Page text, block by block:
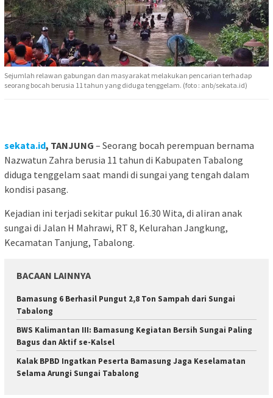
Sejumlah relawan gabungan dan masyarakat melakukan pencarian terhadap
seorang bocah berusia 11 tahun yang diduga tenggelam. (foto : anb/sekata.id)
sekata.id, TANJUNG – Seorang bocah perempuan bernama
Nazwatun Zahra berusia 11 tahun di Kabupaten Tabalong
diduga tenggelam saat mandi di sungai yang tengah dalam
kondisi pasang.
Kejadian ini terjadi sekitar pukul 16.30 Wita, di aliran anak
sungai di Jalan H Mahrawi, RT 8, Kelurahan Jangkung,
Kecamatan Tanjung, Tabalong.
BACAAN LAINNYA
Bamasung 6 Berhasil Pungut 2,8 Ton Sampah dari Sungai
Tabalong
BWS Kalimantan III: Bamasung Kegiatan Bersih Sungai Paling
Bagus dan Aktif se-Kalsel
Kalak BPBD Ingatkan Peserta Bamasung Jaga Keselamatan
Selama Arungi Sungai Tabalong